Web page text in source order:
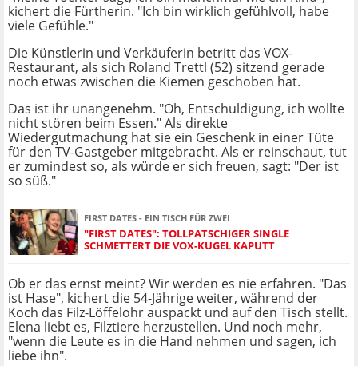
kichert die Fürtherin. "Ich bin wirklich gefühlvoll, habe
viele Gefühle."
Die Künstlerin und Verkäuferin betritt das VOX-
Restaurant, als sich Roland Trettl (52) sitzend gerade
noch etwas zwischen die Kiemen geschoben hat.
Das ist ihr unangenehm. "Oh, Entschuldigung, ich wollte
nicht stören beim Essen." Als direkte
Wiedergutmachung hat sie ein Geschenk in einer Tüte
für den TV-Gastgeber mitgebracht. Als er reinschaut, tut
er zumindest so, als würde er sich freuen, sagt: "Der ist
so süß."
FIRST DATES - EIN TISCH FÜR ZWEI
"FIRST DATES": TOLLPATSCHIGER SINGLE
SCHMETTERT DIE VOX-KUGEL KAPUTT
Ob er das ernst meint? Wir werden es nie erfahren. "Das
ist Hase", kichert die 54-Jährige weiter, während der
Koch das Filz-Löffelohr auspackt und auf den Tisch stellt.
Elena liebt es, Filztiere herzustellen. Und noch mehr,
"wenn die Leute es in die Hand nehmen und sagen, ich
liebe ihn".